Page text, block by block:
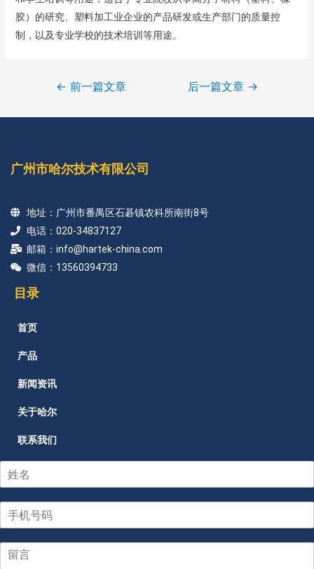
胶）的研究、塑料加工业企业的产品研发或生产部门的质量控
制，以及专业学校的技术培训等用途。
← 前一篇文章 后一篇文章 →
广州市哈尔技术有限公司
地址：广州市番禺区石碁镇农科所南街8号
电话：020-34837127
邮箱：info@hartek-china.com
微信：13560394733
目录
首页
产品
新闻资讯
关于哈尔
联系我们